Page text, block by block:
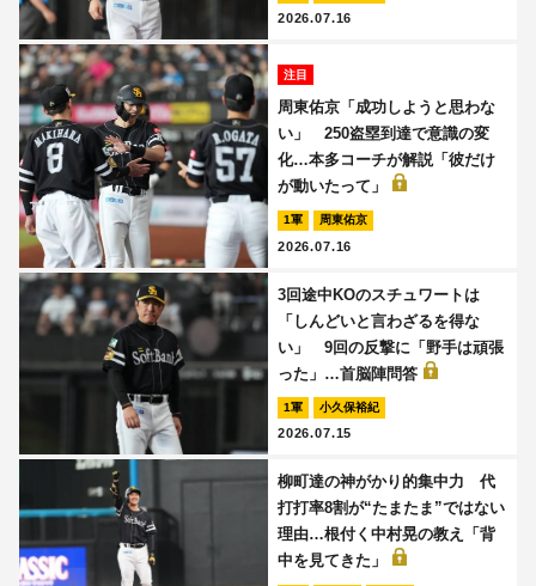
2026.07.16
注目
周東佑京「成功しようと思わな
い」 250盗塁到達で意識の変
化…本多コーチが解説「彼だけ
が動いたって」
1軍 周東佑京
2026.07.16
3回途中KOのスチュワートは
「しんどいと言わざるを得な
い」 9回の反撃に「野手は頑張
った」…首脳陣問答
1軍 小久保裕紀
2026.07.15
柳町達の神がかり的集中力 代
打打率8割が“たまたま”ではない
理由…根付く中村晃の教え「背
中を見てきた」